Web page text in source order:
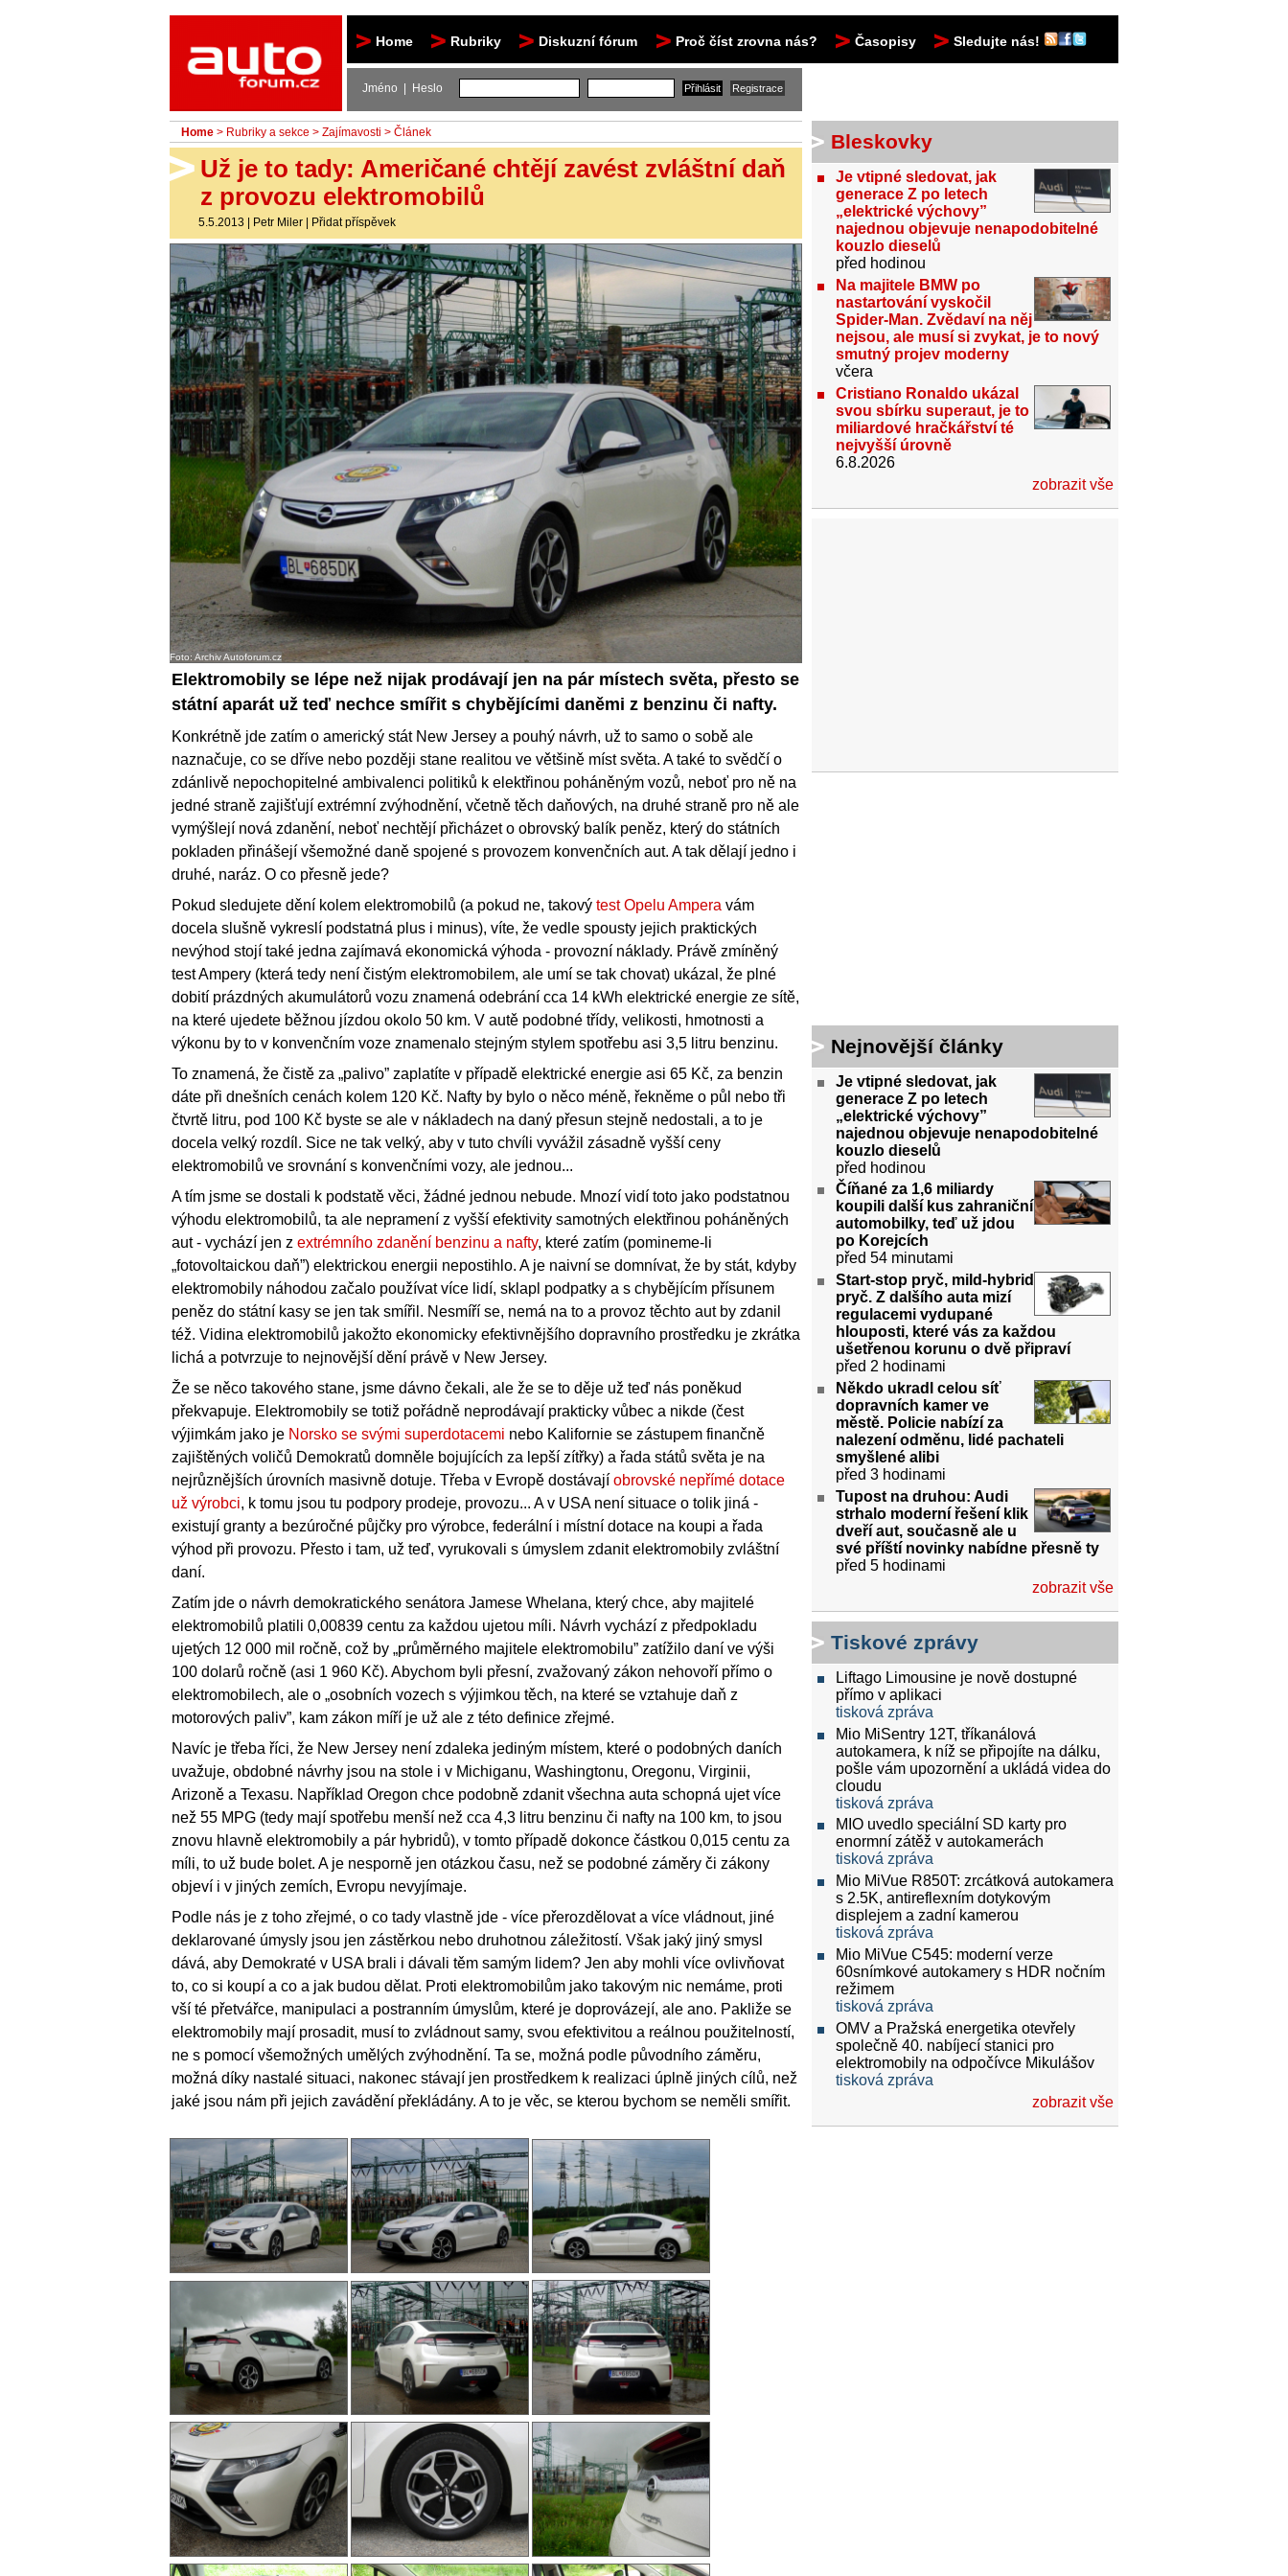
Home Rubriky Diskuzní fórum Proč číst zrovna nás? Časopisy Sledujte nás!
Jméno | Heslo
Home > Rubriky a sekce > Zajímavosti > Článek
Už je to tady: Američané chtějí zavést zvláštní daň
z provozu elektromobilů
5.5.2013 | Petr Miler | Přidat příspěvek
Foto: Archiv Autoforum.cz
Elektromobily se lépe než nijak prodávají jen na pár místech světa, přesto se
státní aparát už teď nechce smířit s chybějícími daněmi z benzinu či nafty.
Konkrétně jde zatím o americký stát New Jersey a pouhý návrh, už to samo o sobě ale
naznačuje, co se dříve nebo později stane realitou ve většině míst světa. A také to svědčí o
zdánlivě nepochopitelné ambivalenci politiků k elektřinou poháněným vozů, neboť pro ně na
jedné straně zajišťují extrémní zvýhodnění, včetně těch daňových, na druhé straně pro ně ale
vymýšlejí nová zdanění, neboť nechtějí přicházet o obrovský balík peněz, který do státních
pokladen přinášejí všemožné daně spojené s provozem konvenčních aut. A tak dělají jedno i
druhé, naráz. O co přesně jede?
Pokud sledujete dění kolem elektromobilů (a pokud ne, takový test Opelu Ampera vám
docela slušně vykreslí podstatná plus i minus), víte, že vedle spousty jejich praktických
nevýhod stojí také jedna zajímavá ekonomická výhoda - provozní náklady. Právě zmíněný
test Ampery (která tedy není čistým elektromobilem, ale umí se tak chovat) ukázal, že plné
dobití prázdných akumulátorů vozu znamená odebrání cca 14 kWh elektrické energie ze sítě,
na které ujedete běžnou jízdou okolo 50 km. V autě podobné třídy, velikosti, hmotnosti a
výkonu by to v konvenčním voze znamenalo stejným stylem spotřebu asi 3,5 litru benzinu.
To znamená, že čistě za „palivo” zaplatíte v případě elektrické energie asi 65 Kč, za benzin
dáte při dnešních cenách kolem 120 Kč. Nafty by bylo o něco méně, řekněme o půl nebo tři
čtvrtě litru, pod 100 Kč byste se ale v nákladech na daný přesun stejně nedostali, a to je
docela velký rozdíl. Sice ne tak velký, aby v tuto chvíli vyvážil zásadně vyšší ceny
elektromobilů ve srovnání s konvenčními vozy, ale jednou...
A tím jsme se dostali k podstatě věci, žádné jednou nebude. Mnozí vidí toto jako podstatnou
výhodu elektromobilů, ta ale nepramení z vyšší efektivity samotných elektřinou poháněných
aut - vychází jen z extrémního zdanění benzinu a nafty, které zatím (pomineme-li
„fotovoltaickou daň”) elektrickou energii nepostihlo. A je naivní se domnívat, že by stát, kdyby
elektromobily náhodou začalo používat více lidí, sklapl podpatky a s chybějícím přísunem
peněz do státní kasy se jen tak smířil. Nesmíří se, nemá na to a provoz těchto aut by zdanil
též. Vidina elektromobilů jakožto ekonomicky efektivnějšího dopravního prostředku je zkrátka
lichá a potvrzuje to nejnovější dění právě v New Jersey.
Že se něco takového stane, jsme dávno čekali, ale že se to děje už teď nás poněkud
překvapuje. Elektromobily se totiž pořádně neprodávají prakticky vůbec a nikde (čest
výjimkám jako je Norsko se svými superdotacemi nebo Kalifornie se zástupem finančně
zajištěných voličů Demokratů domněle bojujících za lepší zítřky) a řada států světa je na
nejrůznějších úrovních masivně dotuje. Třeba v Evropě dostávají obrovské nepřímé dotace
už výrobci, k tomu jsou tu podpory prodeje, provozu... A v USA není situace o tolik jiná -
existují granty a bezúročné půjčky pro výrobce, federální i místní dotace na koupi a řada
výhod při provozu. Přesto i tam, už teď, vyrukovali s úmyslem zdanit elektromobily zvláštní
daní.
Zatím jde o návrh demokratického senátora Jamese Whelana, který chce, aby majitelé
elektromobilů platili 0,00839 centu za každou ujetou míli. Návrh vychází z předpokladu
ujetých 12 000 mil ročně, což by „průměrného majitele elektromobilu” zatížilo daní ve výši
100 dolarů ročně (asi 1 960 Kč). Abychom byli přesní, zvažovaný zákon nehovoří přímo o
elektromobilech, ale o „osobních vozech s výjimkou těch, na které se vztahuje daň z
motorových paliv”, kam zákon míří je už ale z této definice zřejmé.
Navíc je třeba říci, že New Jersey není zdaleka jediným místem, které o podobných daních
uvažuje, obdobné návrhy jsou na stole i v Michiganu, Washingtonu, Oregonu, Virginii,
Arizoně a Texasu. Například Oregon chce podobně zdanit všechna auta schopná ujet více
než 55 MPG (tedy mají spotřebu menší než cca 4,3 litru benzinu či nafty na 100 km, to jsou
znovu hlavně elektromobily a pár hybridů), v tomto případě dokonce částkou 0,015 centu za
míli, to už bude bolet. A je nesporně jen otázkou času, než se podobné záměry či zákony
objeví i v jiných zemích, Evropu nevyjímaje.
Podle nás je z toho zřejmé, o co tady vlastně jde - více přerozdělovat a více vládnout, jiné
deklarované úmysly jsou jen zástěrkou nebo druhotnou záležitostí. Však jaký jiný smysl
dává, aby Demokraté v USA brali i dávali těm samým lidem? Jen aby mohli více ovlivňovat
to, co si koupí a co a jak budou dělat. Proti elektromobilům jako takovým nic nemáme, proti
vší té přetvářce, manipulaci a postranním úmyslům, které je doprovázejí, ale ano. Pakliže se
elektromobily mají prosadit, musí to zvládnout samy, svou efektivitou a reálnou použitelností,
ne s pomocí všemožných umělých zvýhodnění. Ta se, možná podle původního záměru,
možná díky nastalé situaci, nakonec stávají jen prostředkem k realizaci úplně jiných cílů, než
jaké jsou nám při jejich zavádění překládány. A to je věc, se kterou bychom se neměli smířit.
Bleskovky
Je vtipné sledovat, jak
generace Z po letech
„elektrické výchovy”
najednou objevuje nenapodobitelné
kouzlo dieselů
před hodinou
Na majitele BMW po
nastartování vyskočil
Spider-Man. Zvědaví na něj
nejsou, ale musí si zvykat, je to nový
smutný projev moderny
včera
Cristiano Ronaldo ukázal
svou sbírku superaut, je to
miliardové hračkářství té
nejvyšší úrovně
6.8.2026
zobrazit vše
Nejnovější články
Je vtipné sledovat, jak
generace Z po letech
„elektrické výchovy”
najednou objevuje nenapodobitelné
kouzlo dieselů
před hodinou
Číňané za 1,6 miliardy
koupili další kus zahraniční
automobilky, teď už jdou
po Korejcích
před 54 minutami
Start-stop pryč, mild-hybrid
pryč. Z dalšího auta mizí
regulacemi vydupané
hlouposti, které vás za každou
ušetřenou korunu o dvě připraví
před 2 hodinami
Někdo ukradl celou síť
dopravních kamer ve
městě. Policie nabízí za
nalezení odměnu, lidé pachateli
smyšlené alibi
před 3 hodinami
Tupost na druhou: Audi
strhalo moderní řešení klik
dveří aut, současně ale u
své příští novinky nabídne přesně ty
před 5 hodinami
zobrazit vše
Tiskové zprávy
Liftago Limousine je nově dostupné
přímo v aplikaci
tisková zpráva
Mio MiSentry 12T, tříkanálová
autokamera, k níž se připojíte na dálku,
pošle vám upozornění a ukládá videa do
cloudu
tisková zpráva
MIO uvedlo speciální SD karty pro
enormní zátěž v autokamerách
tisková zpráva
Mio MiVue R850T: zrcátková autokamera
s 2.5K, antireflexním dotykovým
displejem a zadní kamerou
tisková zpráva
Mio MiVue C545: moderní verze
60snímkové autokamery s HDR nočním
režimem
tisková zpráva
OMV a Pražská energetika otevřely
společně 40. nabíjecí stanici pro
elektromobily na odpočívce Mikulášov
tisková zpráva
zobrazit vše